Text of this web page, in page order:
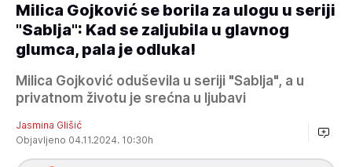
Milica Gojković se borila za ulogu u seriji
"Sablja": Kad se zaljubila u glavnog
glumca, pala je odluka!
Milica Gojković oduševila u seriji "Sablja", a u
privatnom životu je srećna u ljubavi
Jasmina Glišić
Objavljeno 04.11.2024. 10:30h